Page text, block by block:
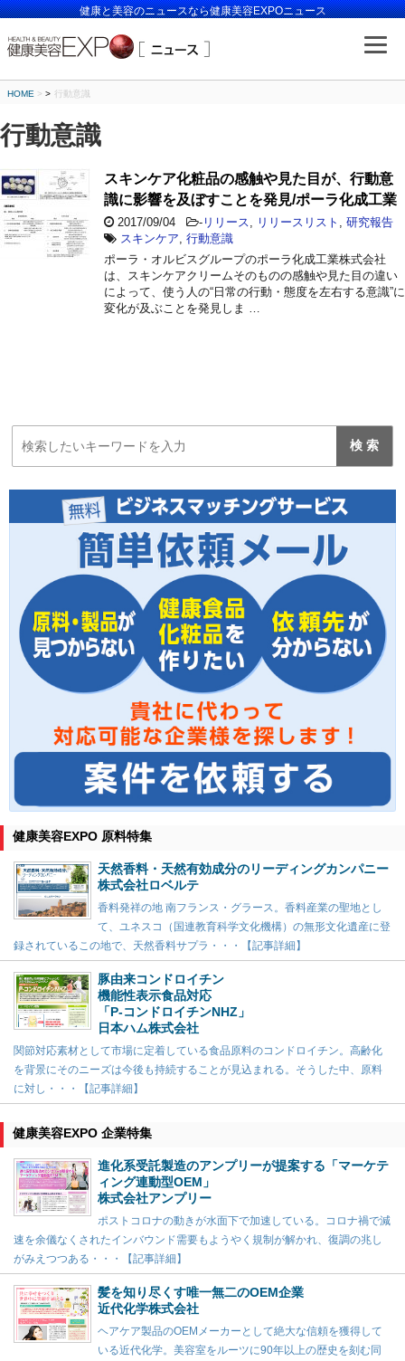
健康と美容のニュースなら健康美容EXPOニュース
HOME > 行動意識
行動意識
スキンケア化粧品の感触や見た目が、行動意
識に影響を及ぼすことを発見/ポーラ化成工業
2017/09/04 - リリース リリースリスト
研究報告
スキンケア 行動意識
ポーラ・オルビスグループのポーラ化成工業株式会社
は、スキンケアクリームそのものの感触や見た目の違い
によって、使う人の“日常の行動・態度を左右する意識”に
変化が及ぶことを発見しま …
健康美容EXPO 原料特集
天然香料・天然有効成分のリーディングカンパニー
株式会社ロベルテ
香料発祥の地 南フランス・グラース。香料産業の聖地とし
て、ユネスコ（国連教育科学文化機構）の無形文化遺産に登
録されているこの地で、天然香料サプラ・・・【記事詳細】
豚由来コンドロイチン
機能性表示食品対応
「P-コンドロイチンNHZ」
日本ハム株式会社
関節対応素材として市場に定着している食品原料のコンドロイチン。高齢化
を背景にそのニーズは今後も持続することが見込まれる。そうした中、原料
に対し・・・【記事詳細】
健康美容EXPO 企業特集
進化系受託製造のアンプリーが提案する「マーケテ
ィング連動型OEM」
株式会社アンプリー
ポストコロナの動きが水面下で加速している。コロナ禍で減
速を余儀なくされたインバウンド需要もようやく規制が解かれ、復調の兆し
がみえつつある・・・【記事詳細】
髪を知り尽くす唯一無二のOEM企業
近代化学株式会社
ヘアケア製品のOEMメーカーとして絶大な信頼を獲得して
いる近代化学。美容室をルーツに90年以上の歴史を刻む同